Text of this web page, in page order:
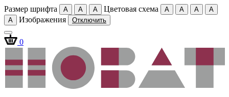
Размер шрифта A A A Цветовая схема A A A
A
A
Изображения Отключить
0